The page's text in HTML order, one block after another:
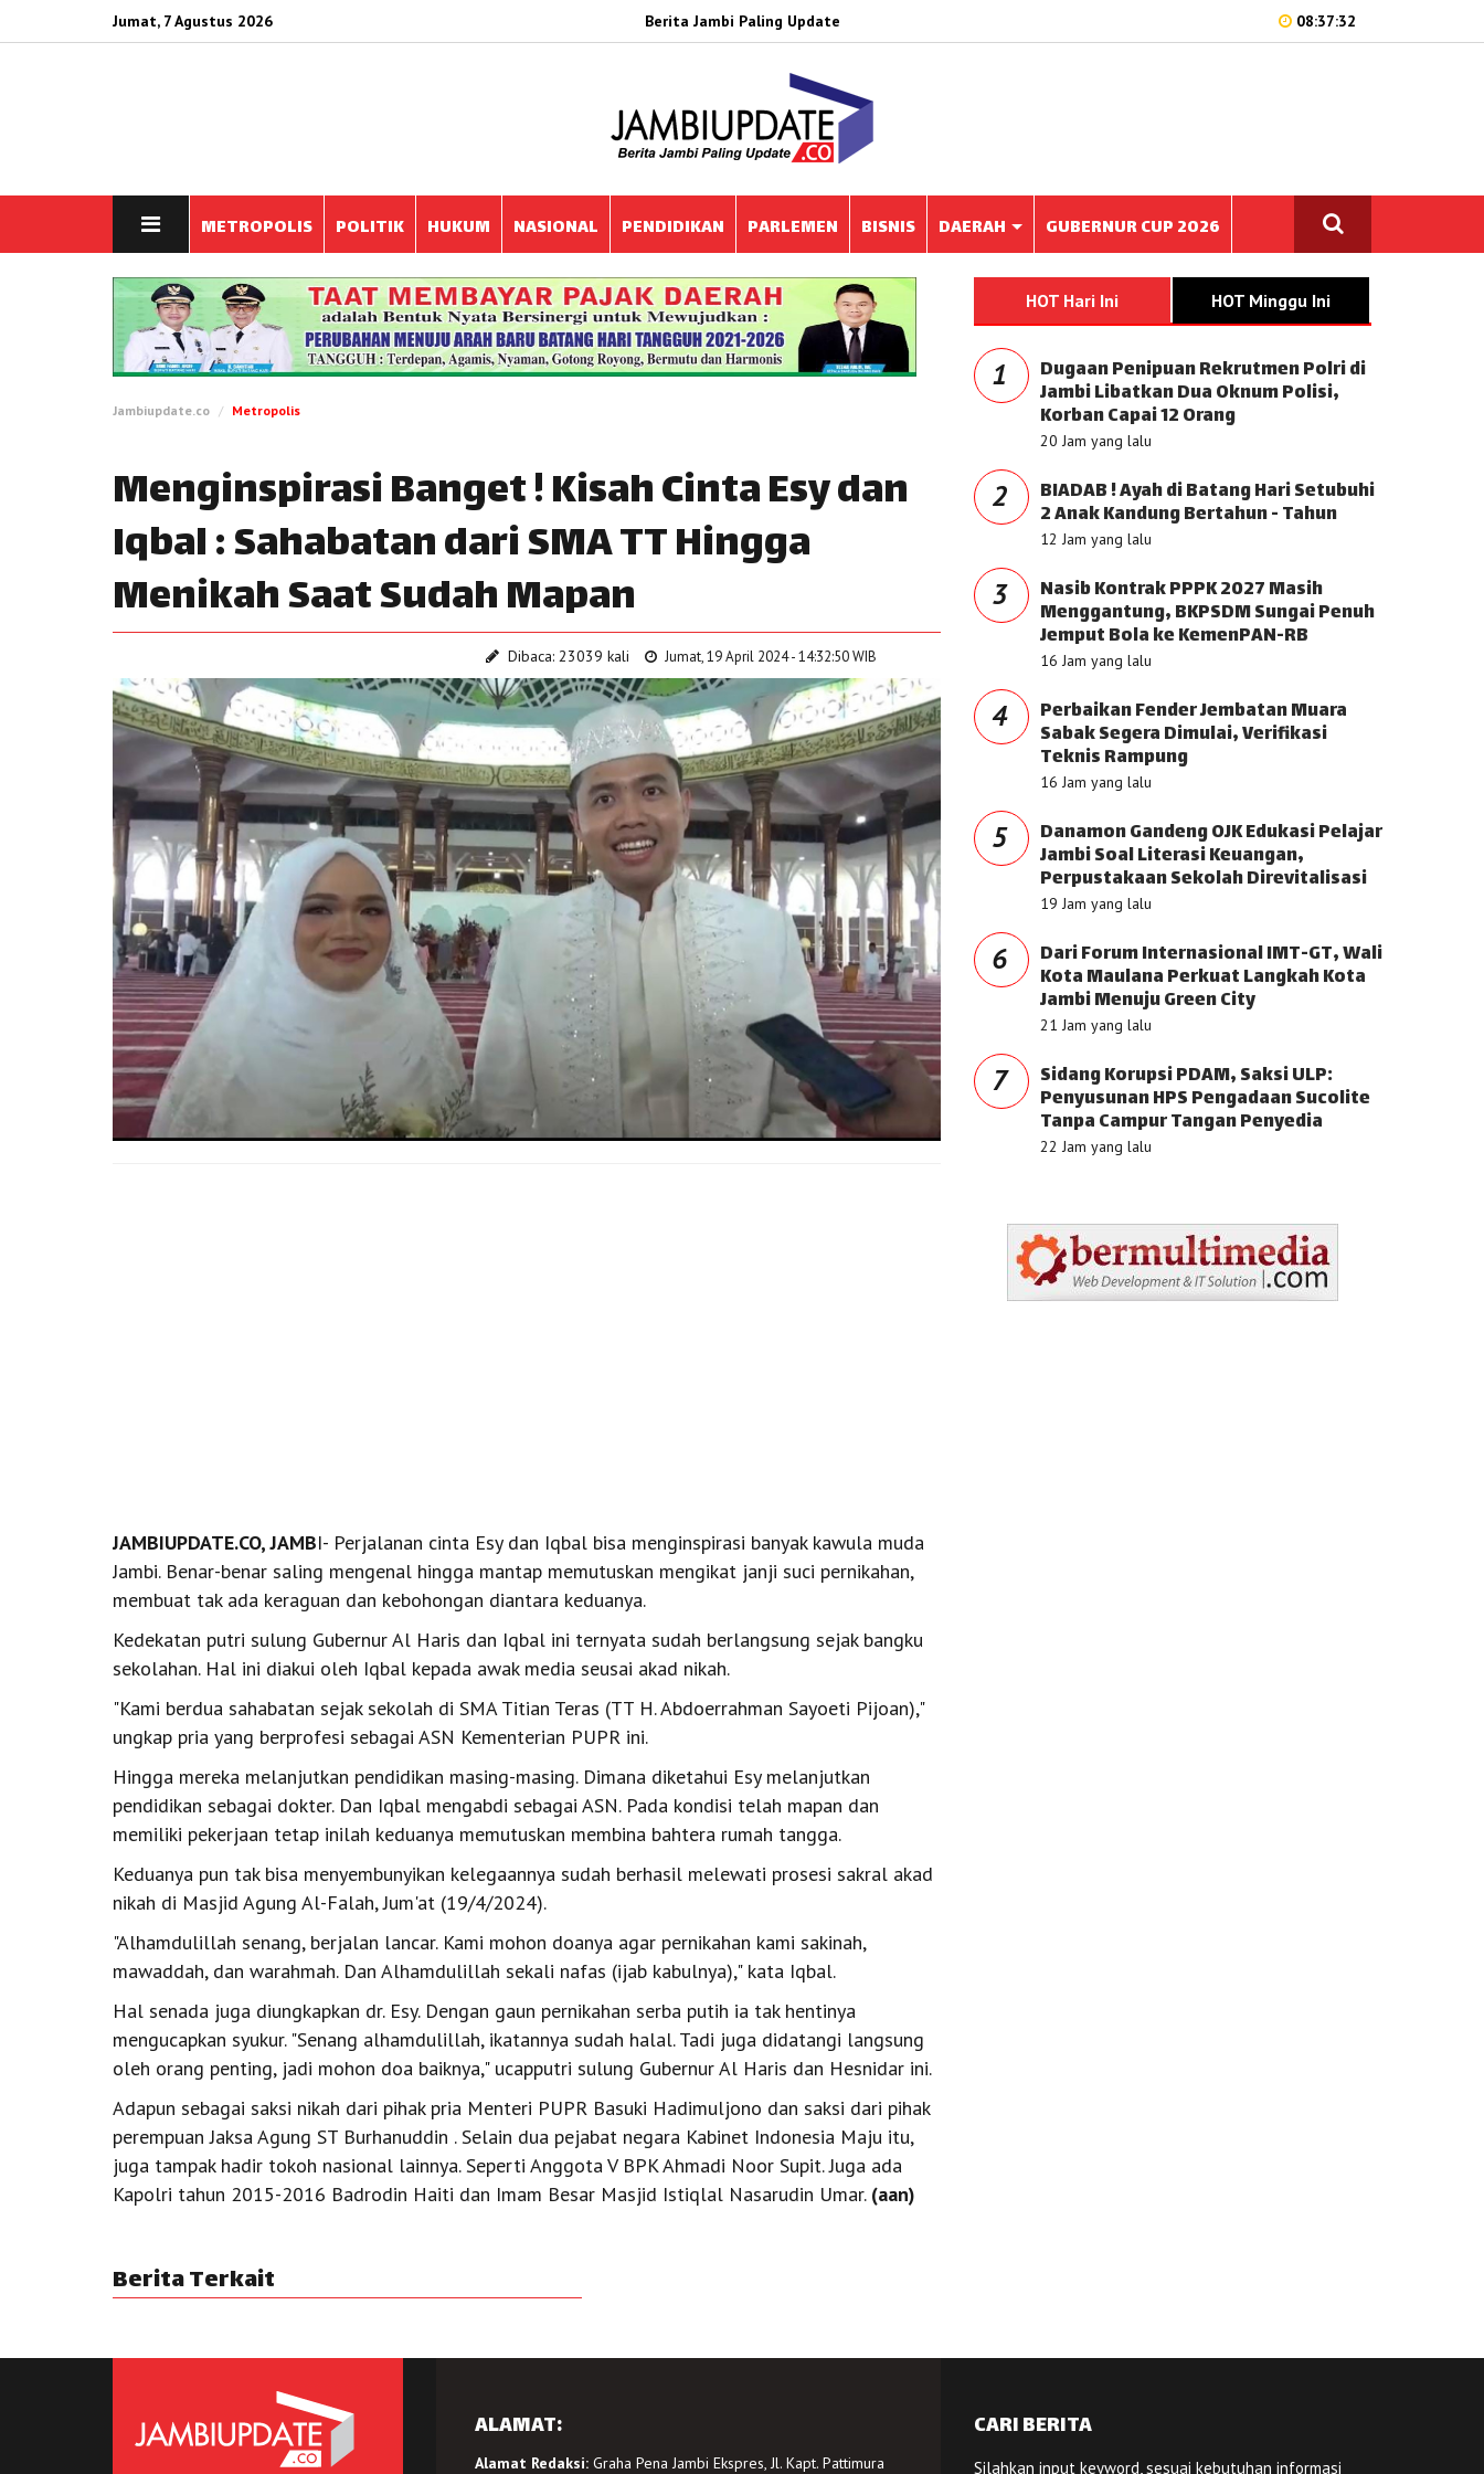
Jumat, 7 Agustus 2026 Berita Jambi Paling Update 08:37:32
METROPOLIS POLITIK HUKUM NASIONAL PENDIDIKAN PARLEMEN BISNIS DAERAH GUBERNUR CUP 2026
Jambiupdate.co Metropolis
Menginspirasi Banget ! Kisah Cinta Esy dan
Iqbal : Sahabatan dari SMA TT Hingga
Menikah Saat Sudah Mapan
Dibaca: 23039 kali Jumat, 19 April 2024 - 14:32:50 WIB
JAMBIUPDATE.CO, JAMBI- Perjalanan cinta Esy dan Iqbal bisa menginspirasi banyak kawula muda
Jambi. Benar-benar saling mengenal hingga mantap memutuskan mengikat janji suci pernikahan,
membuat tak ada keraguan dan kebohongan diantara keduanya.
Kedekatan putri sulung Gubernur Al Haris dan Iqbal ini ternyata sudah berlangsung sejak bangku
sekolahan. Hal ini diakui oleh Iqbal kepada awak media seusai akad nikah.
"Kami berdua sahabatan sejak sekolah di SMA Titian Teras (TT H. Abdoerrahman Sayoeti Pijoan),"
ungkap pria yang berprofesi sebagai ASN Kementerian PUPR ini.
Hingga mereka melanjutkan pendidikan masing-masing. Dimana diketahui Esy melanjutkan
pendidikan sebagai dokter. Dan Iqbal mengabdi sebagai ASN. Pada kondisi telah mapan dan
memiliki pekerjaan tetap inilah keduanya memutuskan membina bahtera rumah tangga.
Keduanya pun tak bisa menyembunyikan kelegaannya sudah berhasil melewati prosesi sakral akad
nikah di Masjid Agung Al-Falah, Jum'at (19/4/2024).
"Alhamdulillah senang, berjalan lancar. Kami mohon doanya agar pernikahan kami sakinah,
mawaddah, dan warahmah. Dan Alhamdulillah sekali nafas (ijab kabulnya)," kata Iqbal.
Hal senada juga diungkapkan dr. Esy. Dengan gaun pernikahan serba putih ia tak hentinya
mengucapkan syukur. "Senang alhamdulillah, ikatannya sudah halal. Tadi juga didatangi langsung
oleh orang penting, jadi mohon doa baiknya," ucapputri sulung Gubernur Al Haris dan Hesnidar ini.
Adapun sebagai saksi nikah dari pihak pria Menteri PUPR Basuki Hadimuljono dan saksi dari pihak
perempuan Jaksa Agung ST Burhanuddin . Selain dua pejabat negara Kabinet Indonesia Maju itu,
juga tampak hadir tokoh nasional lainnya. Seperti Anggota V BPK Ahmadi Noor Supit. Juga ada
Kapolri tahun 2015-2016 Badrodin Haiti dan Imam Besar Masjid Istiqlal Nasarudin Umar. (aan)
Berita Terkait
HOT Hari Ini HOT Minggu Ini
1 Dugaan Penipuan Rekrutmen Polri di
Jambi Libatkan Dua Oknum Polisi,
Korban Capai 12 Orang
20 Jam yang lalu
2 BIADAB ! Ayah di Batang Hari Setubuhi
2 Anak Kandung Bertahun - Tahun
12 Jam yang lalu
3 Nasib Kontrak PPPK 2027 Masih
Menggantung, BKPSDM Sungai Penuh
Jemput Bola ke KemenPAN-RB
16 Jam yang lalu
4 Perbaikan Fender Jembatan Muara
Sabak Segera Dimulai, Verifikasi
Teknis Rampung
16 Jam yang lalu
5 Danamon Gandeng OJK Edukasi Pelajar
Jambi Soal Literasi Keuangan,
Perpustakaan Sekolah Direvitalisasi
19 Jam yang lalu
6 Dari Forum Internasional IMT-GT, Wali
Kota Maulana Perkuat Langkah Kota
Jambi Menuju Green City
21 Jam yang lalu
7 Sidang Korupsi PDAM, Saksi ULP:
Penyusunan HPS Pengadaan Sucolite
Tanpa Campur Tangan Penyedia
22 Jam yang lalu
ALAMAT:
Alamat Redaksi:Graha Pena Jambi Ekspres, Jl. Kapt. Pattimura
CARI BERITA
Silahkan input keyword, sesuai kebutuhan informasi